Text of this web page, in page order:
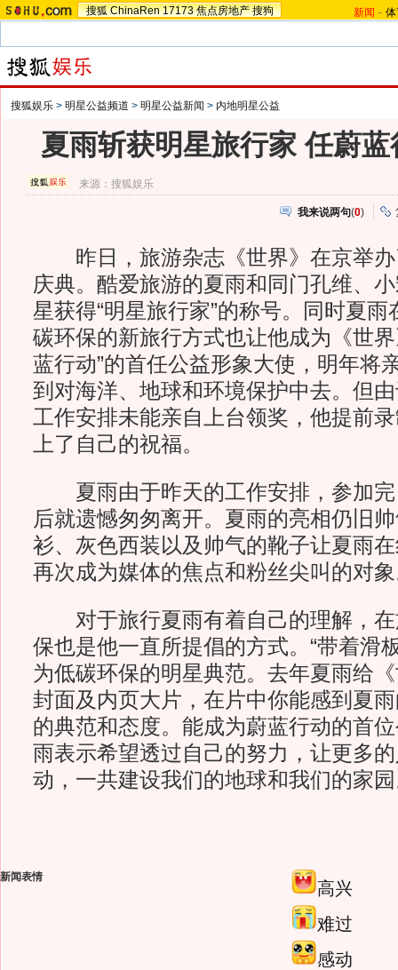
搜狐 ChinaRen 17173 焦点房地产 搜狗 新闻 -
搜狐娱乐 > 明星公益频道 > 明星公益新闻 > 内地明星公益
夏雨斩获明星旅行家 任蔚
来源：搜狐娱乐
我来说两句(0)
昨日，旅游杂志《世界》在京举办
庆典。酷爱旅游的夏雨和同门孔维、
星获得“明星旅行家”的称号。同时夏
碳环保的新旅行方式也让他成为《世
蓝行动”的首任公益形象大使，明年将
到对海洋、地球和环境保护中去。但
工作安排未能亲自上台领奖，他提前
上了自己的祝福。
夏雨由于昨天的工作安排，参加完
后就遗憾匆匆离开。夏雨的亮相仍旧
衫、灰色西装以及帅气的靴子让夏雨
再次成为媒体的焦点和粉丝尖叫的对
对于旅行夏雨有着自己的理解，在
保也是他一直所提倡的方式。“带着滑
为低碳环保的明星典范。去年夏雨给
封面及内页大片，在片中你能感到夏雨
的典范和态度。能成为蔚蓝行动的首
雨表示希望透过自己的努力，让更多
动，一共建设我们的地球和我们的家
新闻表情
高兴
难过
感动